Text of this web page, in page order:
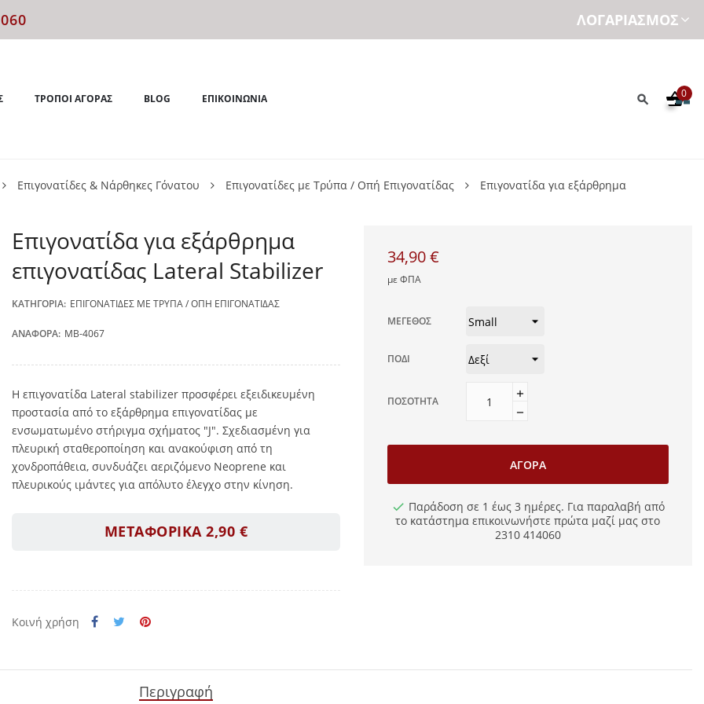
ΛΟΓΑΡΙΑΣΜΌΣ
ΤΡΌΠΟΙ ΑΓΟΡΆΣ BLOG ΕΠΙΚΟΙΝΩΝΊΑ 0
Επιγονατίδες & Νάρθηκες Γόνατου Επιγονατίδες με Τρύπα / Οπή Επιγονατίδας Επιγονατίδα για εξάρθρημα
Επιγονατίδα για εξάρθρημα
επιγονατίδας Lateral Stabilizer
ΚΑΤΗΓΟΡΊΑ: ΕΠΙΓΟΝΑΤΊΔΕΣ ΜΕ ΤΡΎΠΑ / ΟΠΉ ΕΠΙΓΟΝΑΤΊΔΑΣ
ΑΝΑΦΟΡΆ: MB-4067
Η επιγονατίδα Lateral stabilizer προσφέρει εξειδικευμένη
προστασία από το εξάρθρημα επιγονατίδας με
ενσωματωμένο στήριγμα σχήματος "J". Σχεδιασμένη για
πλευρική σταθεροποίηση και ανακούφιση από τη
χονδροπάθεια, συνδυάζει αεριζόμενο Neoprene και
πλευρικούς ιμάντες για απόλυτο έλεγχο στην κίνηση.
ΜΕΤΑΦΟΡΙΚΑ 2,90 €
Κοινή χρήση
34,90 €
με ΦΠΑ
ΜΈΓΕΘΟΣ
ΠΌΔΙ
ΠΟΣΌΤΗΤΑ
ΑΓΟΡΆ
Παράδοση σε 1 έως 3 ημέρες. Για παραλαβή από
το κατάστημα επικοινωνήστε πρώτα μαζί μας στο
2310 414060
Περιγραφή